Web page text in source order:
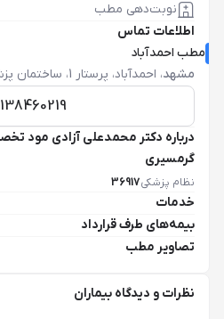
نوبت‌دهی مطب
اطلاعات تماس
مطب احمدآباد
مشهد، احمدآباد، پرستار 1، ساختمان پزشکان سما، طبقه چهارم
درباره دکتر محمدعلی آزادی مود
گرمسیری
نظام پزشکی36917
خدمات
بیمه‌های طرف قرارداد
تصاویر مطب
نظرات و دیدگاه بیماران